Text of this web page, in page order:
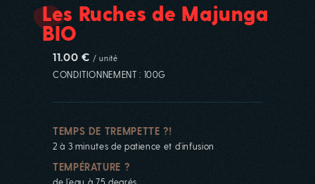
Les Ruches de Majunga
BIO
11.00 € / unité
CONDITIONNEMENT : 100G
TEMPS DE TREMPETTE ?!
2 à 3 minutes de patience et d’infusion
TEMPÉRATURE ?
de l’eau à 75 degrés